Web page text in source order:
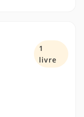
1
livre